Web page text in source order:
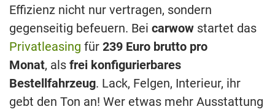
Effizienz nicht nur vertragen, sondern
gegenseitig befeuern. Bei carwow startet das
Privatleasing für 239 Euro brutto pro
Monat, als frei konfigurierbares
Bestellfahrzeug. Lack, Felgen, Interieur, ihr
gebt den Ton an! Wer etwas mehr Ausstattung